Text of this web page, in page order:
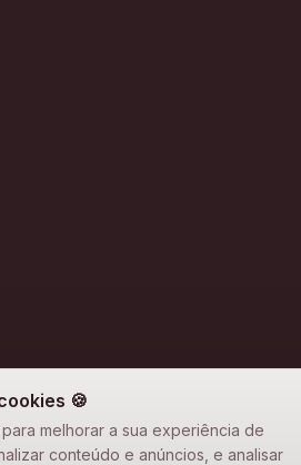
🍪
melhorar a sua experiência de
conteúdo e anúncios, e analisar